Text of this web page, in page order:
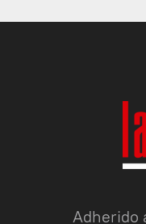
Adherido